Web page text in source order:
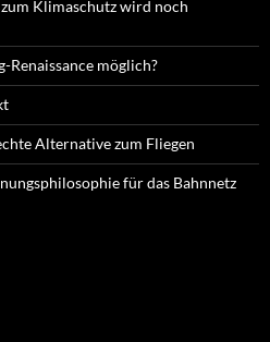
Klimaschutz wird noch
möglich?
Alternative zum Fliegen
für das Bahnnetz